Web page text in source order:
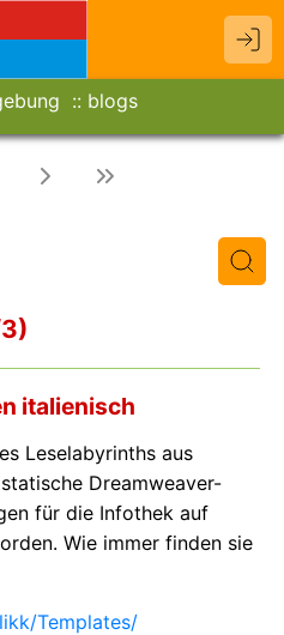
blogs
italienisch
Leselabyrinths aus
Dreamweaver-
für die Infothek auf
Wie immer finden sie
Templates/